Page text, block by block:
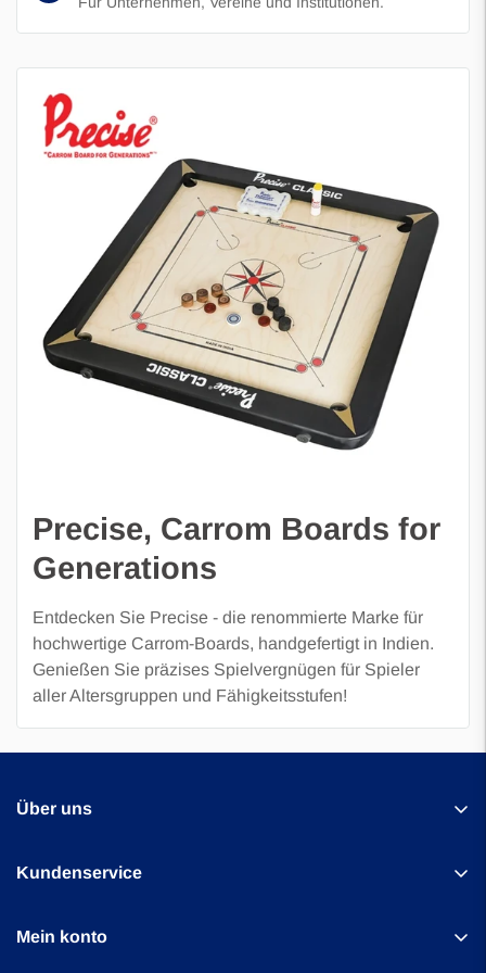
Precise, Carrom Boards for
Generations
Entdecken Sie Precise - die renommierte Marke für
hochwertige Carrom-Boards, handgefertigt in Indien.
Genießen Sie präzises Spielvergnügen für Spieler
aller Altersgruppen und Fähigkeitsstufen!
Über uns
Amperestraat 27b
Kundenservice
Mein konto